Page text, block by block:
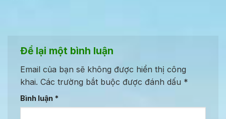
Để lại một bình luận
Email của bạn sẽ không được hiển thị công
khai. Các trường bắt buộc được đánh dấu *
Bình luận *